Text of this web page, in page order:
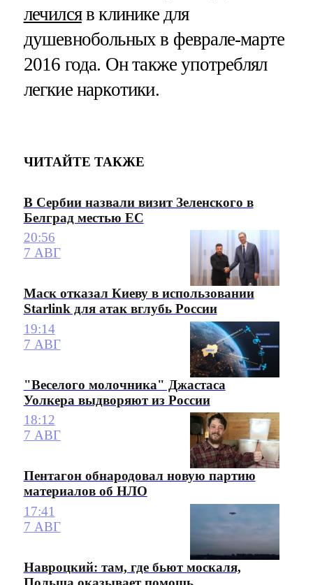
лечилсяв клинике для
душевнобольных в феврале-марте
2016 года. Он также употреблял
легкие наркотики.
ЧИТАЙТЕ ТАКЖЕ
В Сербии назвали визит Зеленского в
Белград местью ЕС
20:56
7 АВГ
Маск отказал Киеву в использовании
Starlink для атак вглубь России
19:14
7 АВГ
"Веселого молочника" Джастаса
Уолкера выдворяют из России
18:12
7 АВГ
Пентагон обнародовал новую партию
материалов об НЛО
17:41
7 АВГ
Навроцкий: там, где бьют москаля,